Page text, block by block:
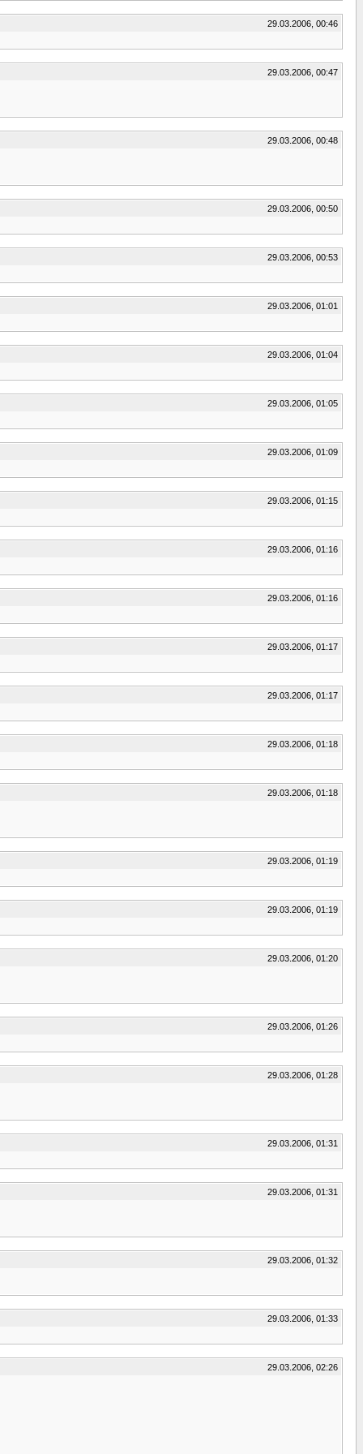
29.03.2006, 00:46
29.03.2006, 00:47
29.03.2006, 00:48
29.03.2006, 00:50
29.03.2006, 00:53
29.03.2006, 01:01
29.03.2006, 01:04
29.03.2006, 01:05
29.03.2006, 01:09
29.03.2006, 01:15
29.03.2006, 01:16
29.03.2006, 01:16
29.03.2006, 01:17
29.03.2006, 01:17
29.03.2006, 01:18
29.03.2006, 01:18
29.03.2006, 01:19
29.03.2006, 01:19
29.03.2006, 01:20
29.03.2006, 01:26
29.03.2006, 01:28
29.03.2006, 01:31
29.03.2006, 01:31
29.03.2006, 01:32
29.03.2006, 01:33
29.03.2006, 02:26